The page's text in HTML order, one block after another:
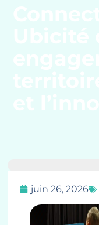
juin 26, 2026